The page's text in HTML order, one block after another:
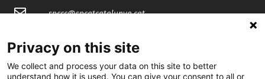
spccc@spcgtcatalunya.cat
@CGTCatalunya
Privacy on this site
We collect and process your data on this site to better
understand how it is used. You can give your consent to all or